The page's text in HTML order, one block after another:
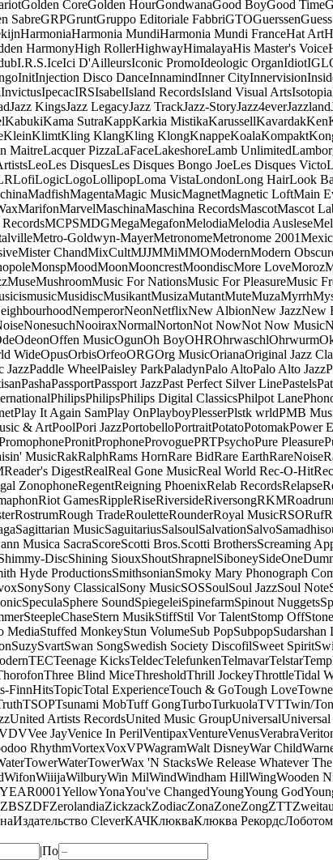
Golden CoreGolden HourGondwanaGood BoyGood Time
SabreGRPGruntGruppo Editoriale FabbriGTOGuerssen
HarmoniaHarmonia MundiHarmonia Mundi FranceHat Art
HarmonyHigh RollerHighwayHimalayaHis Master's Voice
I.R.S.IceIci D'AilleursIconic PromoIdeologic OrganIdiot
InitInjection Disco DanceInnamindInner CityInnervision
InvictusIpecacIRSIsabelIsland RecordsIsland Visual ArtsIsotopia
Jazz KingsJazz LegacyJazz TrackJazz-StoryJazz4everJazzland
KabukiKama SutraKappKarkia MistikaKarussellKavardakKen
KleinKlimtKling KlangKling KlongKnappeKoalaKompakt
MaitreLacquer PizzaLaFaceLakeshoreLamb Unlimited
LeoLes DisquesLes Disques Bongo JoeLes Disques Victo
LofiLogicLogoLollipopLoma VistaLondonLong HairLook
MadfishMagentaMagic MusicMagnetMagnetic LoftMain
MarifonMarvelMaschinaMaschina RecordsMascotMascot
MCPSMDGMegaMegafonMelodiaMelodia Auslese
Metro-Goldwyn-MayerMetronomeMetronome 2001
Mister ChandMixCultMJJMMiMMOModernModern
MonspMoodMoonMooncrestMoondiscMore LoveMoroz
MuseMushroomMusic For NationsMusic For PleasureMusic
MusidiscMusikantMusizaMutantMuteMuzaMyrrh
NemperorNeonNetflixNew AlbionNew JazzNew
NonesuchNooiraxNormalNortonNot NowNot Now Music
OdeonOffen MusicOgunOh BoyOHROhrwaschlOhrwurm
WideOpusOrbisOrfeoORGOrg MusicOrianaOriginal Jazz
JazzPaddle WheelPaisley ParkPaladynPalo AltoPalo Alto Jazz
PashaPassportPassport JazzPast Perfect Silver LinePastels
PhilipsPhilipsPhilips Digital ClassicsPhilpot Lane
Play It Again SamPlay OnPlayboyPlesserPlstk wrldPMB
& ArtPoolPori JazzPortobelloPortraitPotatoPotomakPower
PronitProphoneProvoguePRTPsychoPure Pleasure
MusicRakRalphRams HornRare BidRare EarthRareNoise
Reader's DigestRealReal Gone MusicReal World Rec-O-Hit
ZonophoneRegentReigning PhoenixRelab RecordsRelapse
Riot GamesRippleRiseRiversideRiversongRKM
RostrumRough TradeRouletteRounderRoyal MusicRSORuf
Sagittarian MusicSaguitariusSalsoulSalvationSalvo
Musica SacraScoreScotti Bros.Scotti BrothersScreaming
DiscShining SiouxShoutShrapnelSiboney
Hyde ProductionsSmithsonianSmoky Mary Phonograph
SonySony ClassicalSony MusicSOSSoulSoul JazzSoul Note
SpeculaSphere SoundSpiegeleiSpinefarmSpinout Nuggets
SteepleChaseStern MusikStiffStil Vor TalentStomp Off
MediaStuffed MonkeyStun VolumeSub PopSubpopSudarshan
SuzySvartSwan SongSwedish Society DiscofilSweet Spirit
TECTeenage KicksTeldecTelefunkenTelmavarTelstar
Three Blind MiceThresholdThrill JockeyThrottleTidal
FinnHitsTopicTotal ExperienceTouch & GoTough Love
TSOPTsunami MobTuff GongTurboTurkuolaTVTTwin/
United Artists RecordsUnited Music GroupUniversal
Vee JayVenice In PerilVentipaxVentureVenusVerabra
RhythmVortexVoxVPWagramWalt DisneyWar Child
WaterTowerWax 'N StacksWe Release Whatever
WifonWiiijaWilburyWin MilWindWindham HillWingWooden
YEAR0001YellowYonaYou've ChangedYoungYoung God
ZBSZDFZerolandiaZickzackZodiacZonaZoneZongZTT
Издательство CleverКАЧКлюкваКлюква Рекордс
|По